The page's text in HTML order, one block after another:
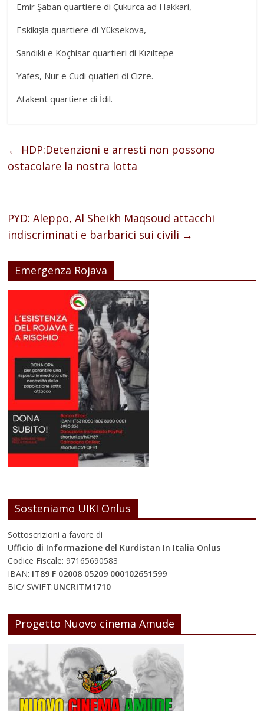
Emir Şaban quartiere di Çukurca ad Hakkari,
Eskikışla quartiere di Yüksekova,
Sandıklı e Koçhisar quartieri di Kızıltepe
Yafes, Nur e Cudi quatieri di Cizre.
Atakent quartiere di İdil.
← HDP:Detenzioni e arresti non possono
ostacolare la nostra lotta
PYD: Aleppo, Al Sheikh Maqsoud attacchi
indiscriminati e barbarici sui civili →
Emergenza Rojava
Sosteniamo UIKI Onlus
Sottoscrizioni a favore di
Ufficio di Informazione del Kurdistan In Italia Onlus
Codice Fiscale: 97165690583
IBAN: IT89 F 02008 05209 000102651599
BIC/ SWIFT:UNCRITM1710
Progetto Nuovo cinema Amude